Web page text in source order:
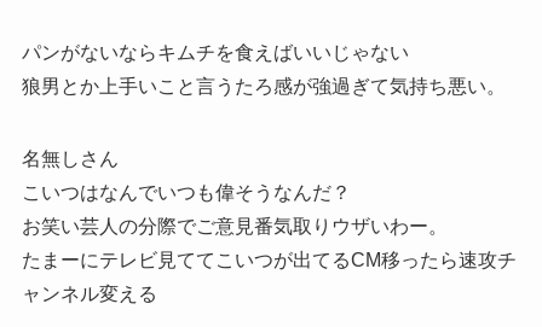
パンがないならキムチを食えばいいじゃない
狼男とか上手いこと言うたろ感が強過ぎて気持ち悪い。
名無しさん
こいつはなんでいつも偉そうなんだ？
お笑い芸人の分際でご意見番気取りウザいわー。
たまーにテレビ見ててこいつが出てるCM移ったら速攻チ
ャンネル変える